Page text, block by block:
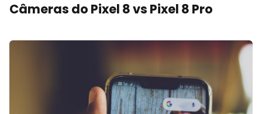
Câmeras do Pixel 8 vs Pixel 8 Pro